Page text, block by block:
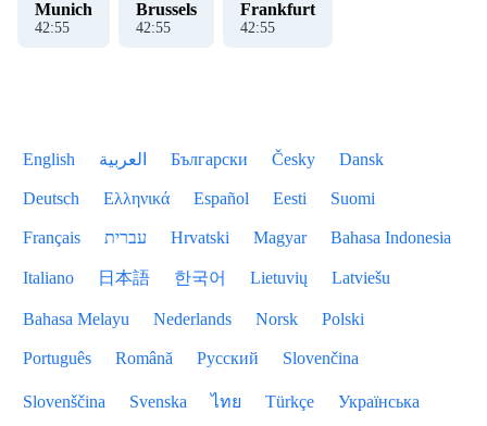
Munich
42:55
Brussels
42:55
Frankfurt
42:55
English العربية Български Česky Dansk
Deutsch Ελληνικά Español Eesti Suomi
Français עברית Hrvatski Magyar Bahasa Indonesia
Italiano 日本語 한국어 Lietuvių Latviešu
Bahasa Melayu Nederlands Norsk Polski
Português Română Русский Slovenčina
Slovenščina Svenska ไทย Türkçe Українська